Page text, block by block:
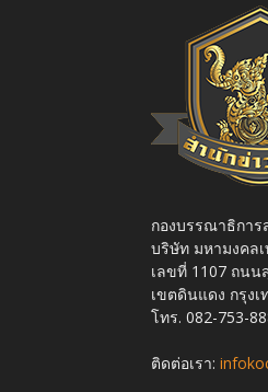
กองบรรณาธิกา
บริษัท มหามงคล
เลขที่ 1107 ถน
เขตดินแดง กรุง
โทร. 082-753-
ติดต่อเรา: